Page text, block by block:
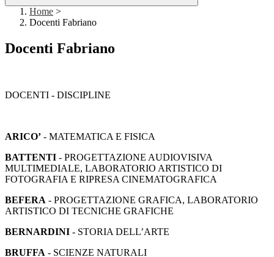
Home >
Docenti Fabriano
Docenti Fabriano
DOCENTI - DISCIPLINE
ARICO’ - MATEMATICA E FISICA
BATTENTI - PROGETTAZIONE AUDIOVISIVA
MULTIMEDIALE, LABORATORIO ARTISTICO DI
FOTOGRAFIA E RIPRESA CINEMATOGRAFICA
BEFERA - PROGETTAZIONE GRAFICA, LABORATORIO
ARTISTICO DI TECNICHE GRAFICHE
BERNARDINI - STORIA DELL’ARTE
BRUFFA - SCIENZE NATURALI